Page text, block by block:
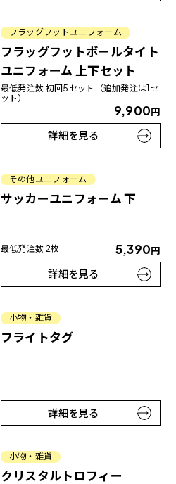
フラッグフットユニフォーム
フラッグフットボールタイト
ユニフォーム 上下セット
最低発注数 初回5セット（追加発注は1セ
ット）
9,900円
詳細を見る
その他ユニフォーム
サッカーユニフォーム 下
最低発注数 2枚 5,390円
詳細を見る
小物・雑貨
フライトタグ
詳細を見る
小物・雑貨
クリスタルトロフィー